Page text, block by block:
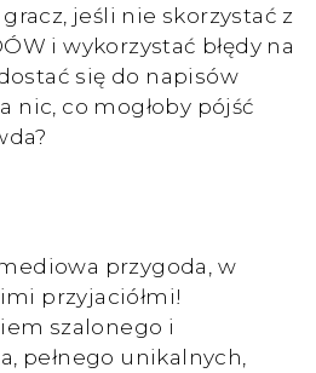
jeśli nie skorzystać z
i wykorzystać błędy na
się do napisów
nic, co mogłoby pójść
przygoda, w
przyjaciółmi!
szalonego i
pełnego unikalnych,